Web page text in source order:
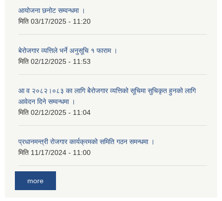
आयोजना छनोट सम्वन्धमा ।
मिति 03/17/2025 - 11:20
बेरोजगार व्यत्तिले भर्ने अनुसूचि १ फाराम ।
मिति 02/12/2025 - 11:53
आ व २०८२।०८३ का लागि बेेरोजगार व्यत्तिको सूचिमा सुचिकृत हुनको लागि
आवेदन दिने सम्वन्धमा ।
मिति 02/12/2025 - 11:04
प्रधानमन्त्री रोजगार कार्यक्रमको समिति गठन समन्धमा ।
मिति 11/17/2024 - 11:00
more